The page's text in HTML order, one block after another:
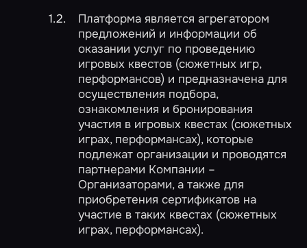
Платформа является агрегатором
предложений и информации об
оказании услуг по проведению
игровых квестов (сюжетных игр,
перформансов) и предназначена для
осуществления подбора,
ознакомления и бронирования
участия в игровых квестах (сюжетных
играх, перформансах), которые
подлежат организации и проводятся
партнерами Компании –
Организаторами, а также для
приобретения сертификатов на
участие в таких квестах (сюжетных
играх, перформансах).